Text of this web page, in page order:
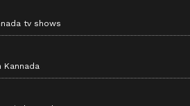
tv shows
Kannada